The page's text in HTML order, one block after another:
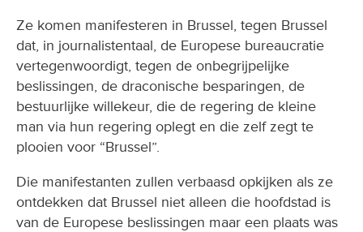
Ze komen manifesteren in Brussel, tegen Brussel
dat, in journalistentaal, de Europese bureaucratie
vertegenwoordigt, tegen de onbegrijpelijke
beslissingen, de draconische besparingen, de
bestuurlijke willekeur, die de regering de kleine
man via hun regering oplegt en die zelf zegt te
plooien voor “Brussel”.
Die manifestanten zullen verbaasd opkijken als ze
ontdekken dat Brussel niet alleen die hoofdstad is
van de Europese beslissingen maar een plaats was